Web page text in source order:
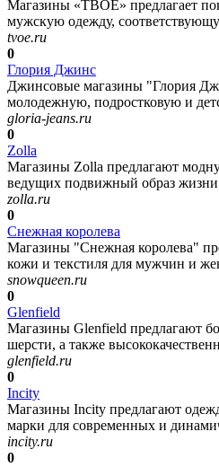
Магазины «ТВОЕ» предлагает
мужскую одежду,
tvoe.ru
0
Глория Джинс
Джинсовые магазины "Глория
молодежную, подростковую и
gloria-jeans.ru
0
Zolla
Магазины Zolla предлагают
ведущих подвижный образ
zolla.ru
0
Снежная королева
Магазины "Снежная королева"
кожи и текстиля для мужчин и
snowqueen.ru
0
Glenfield
Магазины Glenfield предлагают
шерсти, а также
glenfield.ru
0
Incity
Магазины Incity предлагают
марки для современных и
incity.ru
0